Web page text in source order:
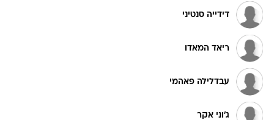
דידייה סנטיני
ריאד המאדו
עבדלילה פאהמי
ג'וני אקר